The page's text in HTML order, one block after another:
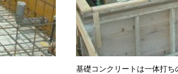
基礎コンクリートは一体打